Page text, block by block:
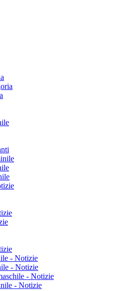
- Notizie
- Notizie
- Notizie
- Notizie